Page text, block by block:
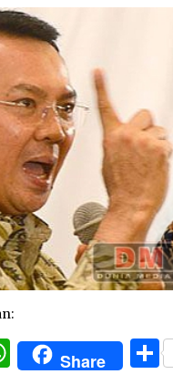
WhatsApp
Share